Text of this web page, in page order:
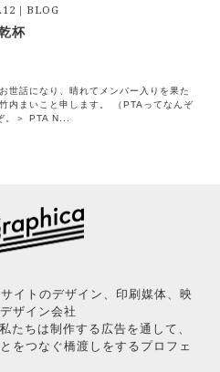
｜BLOG
杯
世話になり、晴れてメンバー入りを果た
内まいこと申します。 （PTAってなんぞ
。＞ PTA N...
イトのデザイン、印刷媒体、映
ザイン会社
たちは制作する広告を通して、
をつなぐ橋渡しをするプロフェ